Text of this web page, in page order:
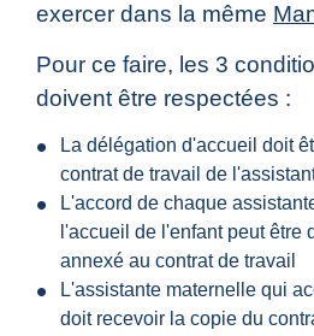
exercer dans la même
Pour ce faire, les 3
doivent être respectées :
La délégation d'accueil doit
contrat de travail de
L'accord de chaque
l'accueil de l'enfant peut être
annexé au contrat de travail
L'assistante maternelle qui
doit recevoir la copie du